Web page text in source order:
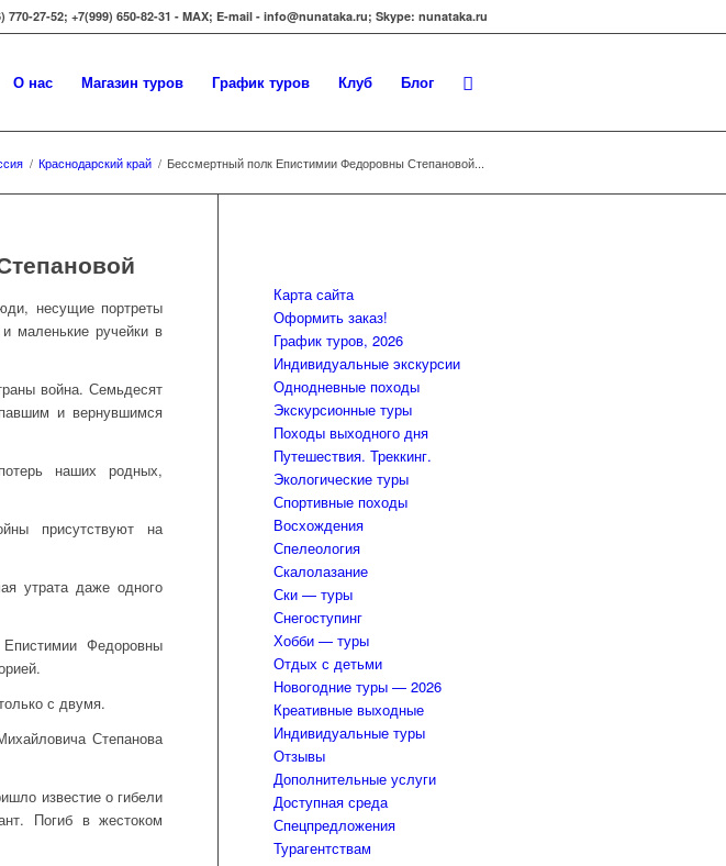
27-52; +7(999) 650-82-31 - MAX; E-mail - info@nunataka.ru; Skype: nunataka.ru
О нас Магазин туров График туров Клуб Блог
/ Краснодарский край / Бессмертный полк Епистимии Федоровны Степановой...
несущие портреты
маленькие ручейки в
война. Семьдесят
и вернувшимся
наших родных,
присутствуют на
утрата даже одного
Федоровны
с двумя.
Степанова
известие о гибели
Погиб в жестоком
Карта сайта
Оформить заказ!
График туров, 2026
Индивидуальные экскурсии
Однодневные походы
Экскурсионные туры
Походы выходного дня
Путешествия. Треккинг.
Экологические туры
Спортивные походы
Восхождения
Спелеология
Скалолазание
Ски — туры
Снегоступинг
Хобби — туры
Отдых с детьми
Новогодние туры — 2026
Креативные выходные
Индивидуальные туры
Отзывы
Дополнительные услуги
Доступная среда
Спецпредложения
Турагентствам